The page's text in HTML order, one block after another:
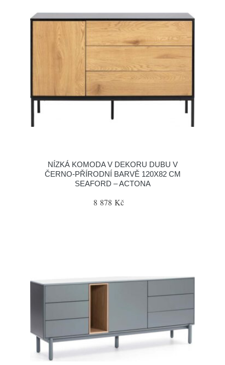
NÍZKÁ KOMODA V DEKORU DUBU V
ČERNO-PŘÍRODNÍ BARVĚ 120X82 CM
SEAFORD – ACTONA
8 878 Kč